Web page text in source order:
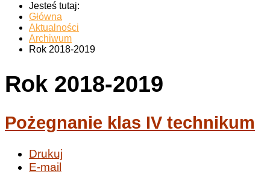
Jesteś tutaj:
Główna
Aktualności
Archiwum
Rok 2018-2019
Rok 2018-2019
Pożegnanie klas IV technikum
Drukuj
E-mail